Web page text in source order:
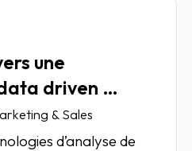
une
driven …
& Sales
d’analyse de